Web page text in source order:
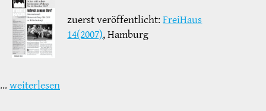
zuerst veröffentlicht:FreiHaus
14(2007), Hamburg
… weiterlesen